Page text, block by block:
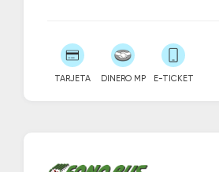
TARJETA DINERO MP E-TICKET